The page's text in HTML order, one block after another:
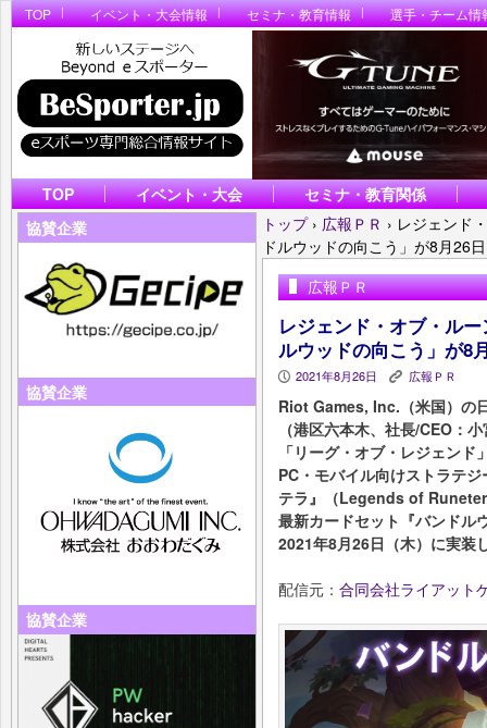
TOP イベント・大会情報 セミナ・教育情報 選手・チーム情
TOP イベント・大会
セミナ・教育関係
協賛企業
協賛企業
協賛企業
トップ › 広報ＰＲ › レジェンド
ドルウッドの向こう」が8月26
広報ＰＲ
レジェンド・オブ・ル
ルウッドの向こう」が8
P 2021年8月26日 K 広報ＰＲ
Riot Games, Inc.（米国）の
（港区六本木、社長/CEO：
「リーグ・オブ・レジェン
PC・モバイル向けストラテ
テラ』（Legends of
最新カードセット『バンドル
2021年8月26日（木）に実装
配信元： 合同会社ライアット